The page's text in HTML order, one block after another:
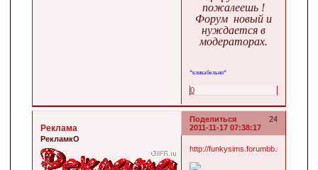
пожалеешь !
Форум новый и
нуждается в
модераторах.
*кликабельно*
0
Поделиться
24
2011-11-17 07:38:17
Реклама
РекламкО
http://funkysims.forumbb.ru/